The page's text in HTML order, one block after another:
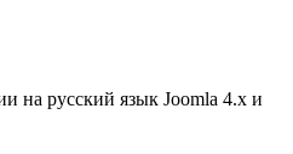
на русский язык Joomla 4.x и